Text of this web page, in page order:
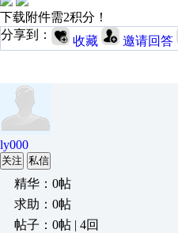
下载附件需2积分！
分享到：
收藏 邀请回答
ly000
关注 私信
精华：0帖
求助：0帖
帖子：0帖 | 4回